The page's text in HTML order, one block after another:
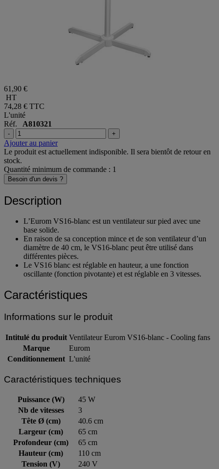
61,90 €
HT
74,28 € TTC
L'unité
Réf. A810321
- +
Ajouter au panier
Le produit est actuellement indisponible. Il sera bientôt de retour en
stock.
Quantité minimum de commande : 1
Besoin d'un devis ?
Description
L’Eurom VS16-blanc est un ventilateur sur pied avec une
base solide.
En raison de sa conception mince et de son ventilateur d’un
diamètre de 40 cm, le VS16-blanc peut être utilisé dans
différentes pièces.
Le VS16 blanc est réglable en hauteur, a une fonction
oscillante (fonction pivotante) et est réglable en 3 vitesses.
Caractéristiques
Informations sur le produit
Intitulé du produit Ventilateur Eurom VS16-blanc - Cooling fans
Marque
Eurom
Conditionnement L'unité
Caractéristiques techniques
Puissance (W)
45 W
Nb de vitesses
3
Tête Ø (cm)
40.6 cm
Largeur (cm)
65 cm
Profondeur (cm)
65 cm
Hauteur (cm)
110 cm
Tension (V)
240 V